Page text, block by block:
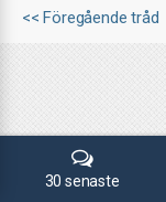
<< Föregående tråd
30 senaste